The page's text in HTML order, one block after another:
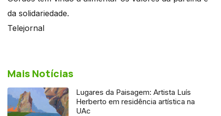
da solidariedade.
Telejornal
Mais Notícias
Lugares da Paisagem: Artista Luís
Herberto em residência artística na
UAc